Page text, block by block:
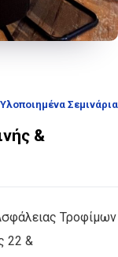
Υλοποιημένα Σεμινάρια
&
Τροφίμων
22 &